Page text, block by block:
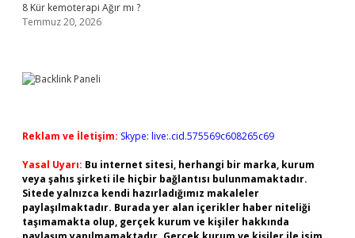
8 Kür kemoterapi Ağır mı ?
Temmuz 20, 2026
Reklam ve İletişim: Skype: live:.cid.575569c608265c69
Yasal Uyarı: Bu internet sitesi, herhangi bir marka, kurum
veya şahıs şirketi ile hiçbir bağlantısı bulunmamaktadır.
Sitede yalnızca kendi hazırladığımız makaleler
paylaşılmaktadır. Burada yer alan içerikler haber niteliği
taşımamakta olup, gerçek kurum ve kişiler hakkında